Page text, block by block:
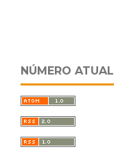
NÚMERO ATUAL